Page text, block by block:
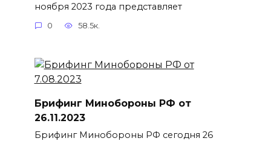
ноября 2023 года представляет
0 58.5к.
Брифинг Минобороны РФ от
26.11.2023
Брифинг Минобороны РФ сегодня 26